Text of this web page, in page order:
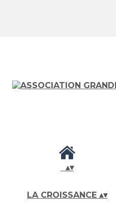
▴▾
LA CROISSANCE ▴▾